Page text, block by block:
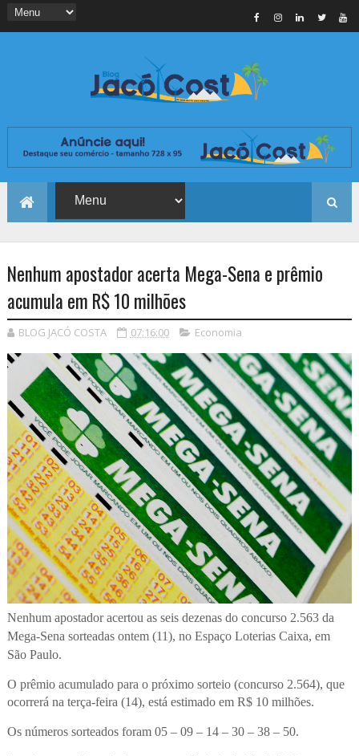
Nenhum apostador acerta Mega-Sena e prêmio
acumula em R$ 10 milhões
BLOG JACÓ COSTA 07:16:00 Economia
Nenhum apostador acertou as seis dezenas do concurso 2.563 da
Mega-Sena sorteadas ontem (11), no Espaço Loterias Caixa, em
São Paulo.
O prêmio acumulado para o próximo sorteio (concurso 2.564), que
ocorrerá na terça-feira (14), está estimado em R$ 10 milhões.
Os números sorteados foram 05 – 09 – 14 – 30 – 38 – 50.